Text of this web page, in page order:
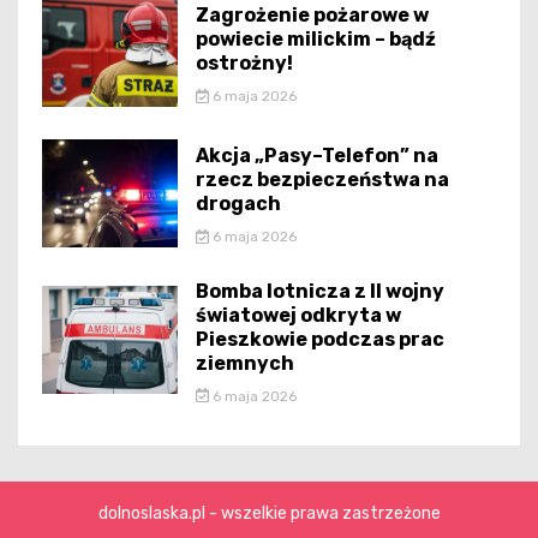
Zagrożenie pożarowe w
powiecie milickim – bądź
ostrożny!
6 maja 2026
Akcja „Pasy–Telefon” na
rzecz bezpieczeństwa na
drogach
6 maja 2026
Bomba lotnicza z II wojny
światowej odkryta w
Pieszkowie podczas prac
ziemnych
6 maja 2026
dolnoslaska.pl - wszelkie prawa zastrzeżone